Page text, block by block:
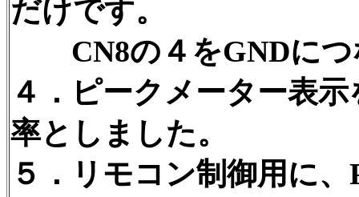
だけです。
CN8の４をGNDにつ
４．ピークメーター表
率としました。
５．リモコン制御用に